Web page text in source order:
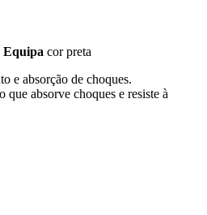
cor preta
e absorção de choques.
que absorve choques e resiste à